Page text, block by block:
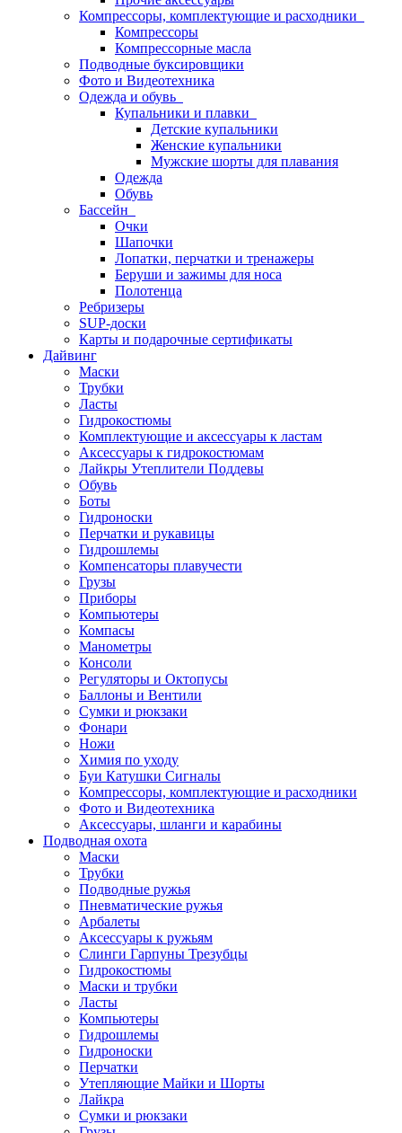
Компрессоры, комплектующие и расходники
Компрессоры
Компрессорные масла
Подводные буксировщики
Фото и Видеотехника
Одежда и обувь
Купальники и плавки
Детские купальники
Женские купальники
Мужские шорты для плавания
Одежда
Обувь
Бассейн
Очки
Шапочки
Лопатки, перчатки и тренажеры
Беруши и зажимы для носа
Полотенца
Ребризеры
SUP-доски
Карты и подарочные сертификаты
Дайвинг
Маски
Трубки
Ласты
Гидрокостюмы
Комплектующие и аксессуары к ластам
Аксессуары к гидрокостюмам
Лайкры Утеплители Поддевы
Обувь
Боты
Гидроноски
Перчатки и рукавицы
Гидрошлемы
Компенсаторы плавучести
Грузы
Приборы
Компьютеры
Компасы
Манометры
Консоли
Регуляторы и Октопусы
Баллоны и Вентили
Сумки и рюкзаки
Фонари
Ножи
Химия по уходу
Буи Катушки Сигналы
Компрессоры, комплектующие и расходники
Фото и Видеотехника
Аксессуары, шланги и карабины
Подводная охота
Маски
Трубки
Подводные ружья
Пневматические ружья
Арбалеты
Аксессуары к ружьям
Слинги Гарпуны Трезубцы
Гидрокостюмы
Маски и трубки
Ласты
Компьютеры
Гидрошлемы
Гидроноски
Перчатки
Утепляющие Майки и Шорты
Лайкра
Сумки и рюкзаки